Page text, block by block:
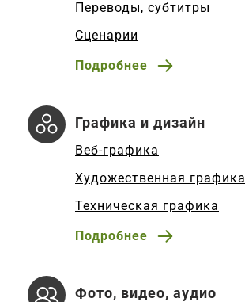
Переводы, субтитры
Сценарии
Подробнее
Графика и дизайн
Веб-графика
Художественная графика
Техническая графика
Подробнее
Фото, видео, аудио